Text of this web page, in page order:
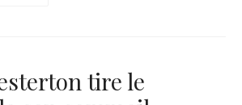
tire le